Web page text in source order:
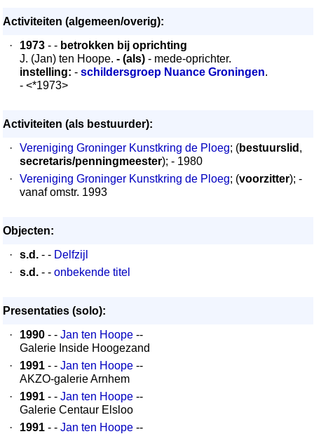
Activiteiten (algemeen/overig):
·
1973 - - betrokken bij oprichting
J. (Jan) ten Hoope. - (als) - mede-oprichter.
instelling: - schildersgroep Nuance Groningen.
- <*1973>
Activiteiten (als bestuurder):
·
Vereniging Groninger Kunstkring de Ploeg; (bestuurslid ,
secretaris/penningmeester); - 1980
·
Vereniging Groninger Kunstkring de Ploeg; (voorzitter); -
vanaf omstr. 1993
Objecten:
·
s.d. - - Delfzijl
·
s.d. - - onbekende titel
Presentaties (solo):
·
1990 - - Jan ten Hoope --
Galerie Inside Hoogezand
·
1991 - - Jan ten Hoope --
AKZO-galerie Arnhem
·
1991 - - Jan ten Hoope --
Galerie Centaur Elsloo
·
1991 - - Jan ten Hoope --